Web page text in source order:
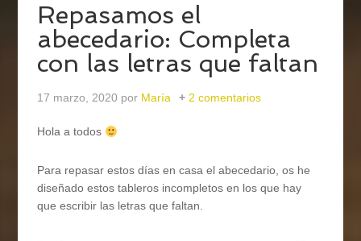
Repasamos el
abecedario: Completa
con las letras que faltan
17 marzo, 2020 por María 2 comentarios
Hola a todos
Para repasar estos días en casa el abecedario, os he
diseñado estos tableros incompletos en los que hay
que escribir las letras que faltan.